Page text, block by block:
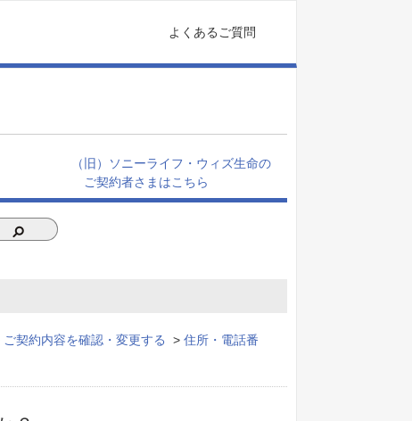
よくあるご質問
（旧）ソニーライフ・ウィズ生命の
ご契約者さまはこちら
ご契約内容を確認・変更する > 住所・電話番